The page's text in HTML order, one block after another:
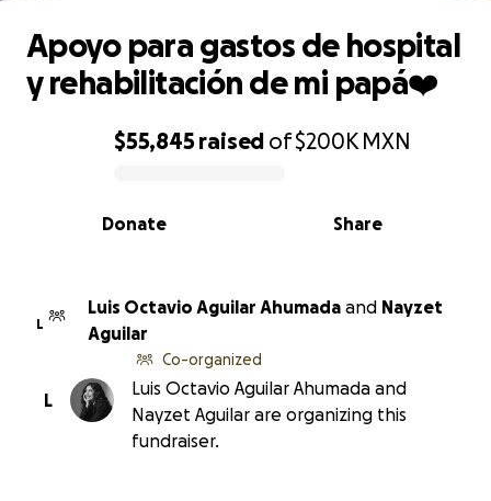
0% complete
$55,845 raised of$200K MXN
Share
Donate
Apoyo para gastos de hospital
y rehabilitación de mi papá❤️
L
Luis Octavio Aguilar Ahumada and Nayzet
Aguilar
L
Co-organized
Luis Octavio Aguilar Ahumada and
Nayzet Aguilar are organizing this
fundraiser.